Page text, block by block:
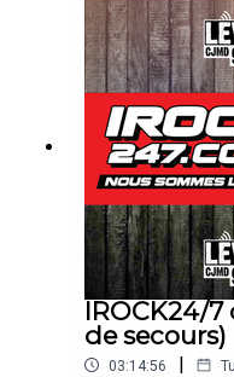
IROCK24/
de secours)
03:14:56 |